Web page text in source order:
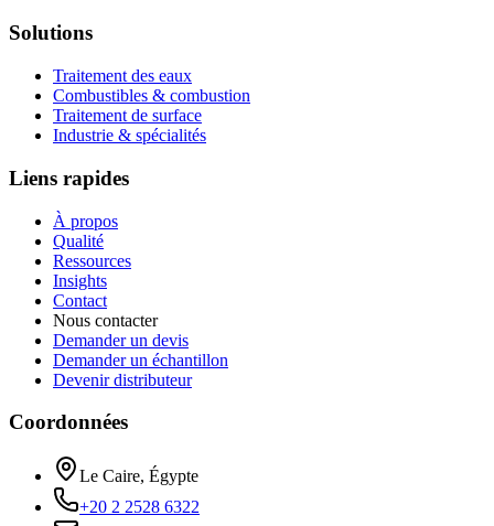
Solutions
Traitement des eaux
Combustibles & combustion
Traitement de surface
Industrie & spécialités
Liens rapides
À propos
Qualité
Ressources
Insights
Contact
Nous contacter
Demander un devis
Demander un échantillon
Devenir distributeur
Coordonnées
Le Caire, Égypte
+20 2 2528 6322